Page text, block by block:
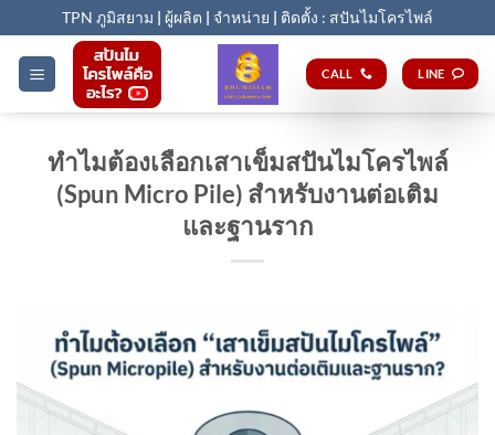
to
content
TPN ภูมิสยาม | ผู้ผลิต | จำหน่าย | ติดตั้ง : สปันไมโครไพล์
CALL LINE
ทำไมต้องเลือกเสาเข็มสปันไมโครไพล์
(Spun Micro Pile) สำหรับงานต่อเติม
และฐานราก